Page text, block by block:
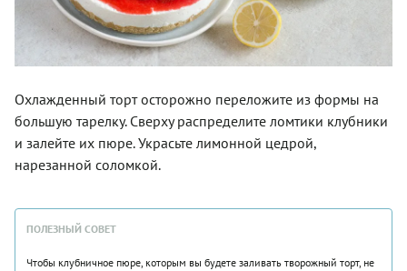
Охлажденный торт осторожно переложите из формы на
большую тарелку. Сверху распределите ломтики клубники
и залейте их пюре. Украсьте лимонной цедрой,
нарезанной соломкой.
ПОЛЕЗНЫЙ СОВЕТ
Чтобы клубничное пюре, которым вы будете заливать творожный торт, не